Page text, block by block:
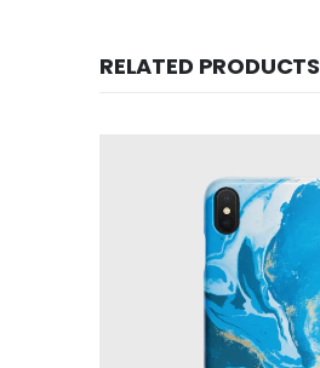
RELATED PRODUCTS